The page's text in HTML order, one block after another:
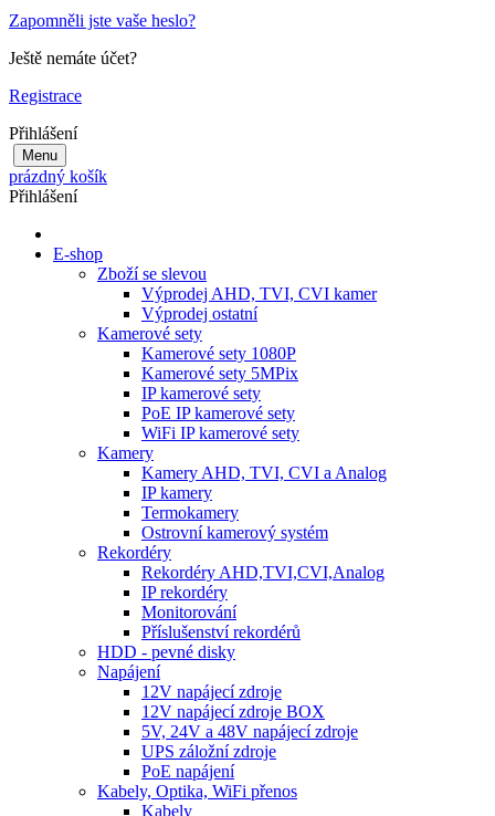
Zapomněli jste vaše heslo?
Ještě nemáte účet?
Registrace
Přihlášení
Menu
prázdný košík
Přihlášení
E-shop
Zboží se slevou
Výprodej AHD, TVI, CVI kamer
Výprodej ostatní
Kamerové sety
Kamerové sety 1080P
Kamerové sety 5MPix
IP kamerové sety
PoE IP kamerové sety
WiFi IP kamerové sety
Kamery
Kamery AHD, TVI, CVI a Analog
IP kamery
Termokamery
Ostrovní kamerový systém
Rekordéry
Rekordéry AHD,TVI,CVI,Analog
IP rekordéry
Monitorování
Příslušenství rekordérů
HDD - pevné disky
Napájení
12V napájecí zdroje
12V napájecí zdroje BOX
5V, 24V a 48V napájecí zdroje
UPS záložní zdroje
PoE napájení
Kabely, Optika, WiFi přenos
Kabely